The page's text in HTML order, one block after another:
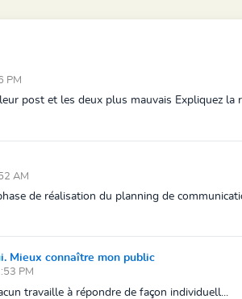
PM
post et les deux plus mauvais Expliquez la
AM
de réalisation du planning de
Mieux connaître mon public
PM
travaille à répondre de façon individuell...